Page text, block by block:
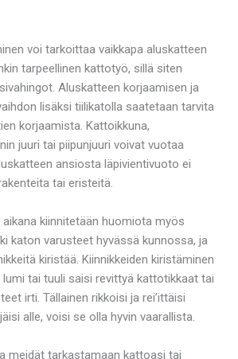
voi tarkoittaa vaikkapa aluskatteen
tarpeellinen kattotyö, sillä siten
Aluskatteen korjaamisen ja
lisäksi tiilikatolla saatetaan tarvita
korjaamista. Kattoikkuna,
juuri tai piipunjuuri voivat vuotaa
ansiosta läpivientivuoto ei
tai eristeitä.
kiinnitetään huomiota myös
katon varusteet hyvässä kunnossa, ja
kiristää. Kiinnikkeiden kiristäminen
tai tuuli saisi revittyä kattotikkaat tai
irti. Tällainen rikkoisi ja rei’ittäisi
alle, voisi se olla hyvin vaarallista.
meidät tarkastamaan kattoasi tai